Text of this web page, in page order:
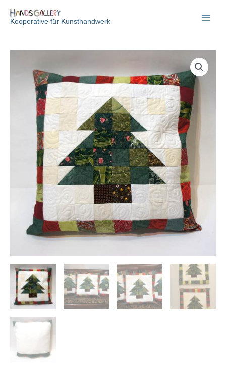
InhaltKooperative für Kunsthandwerk